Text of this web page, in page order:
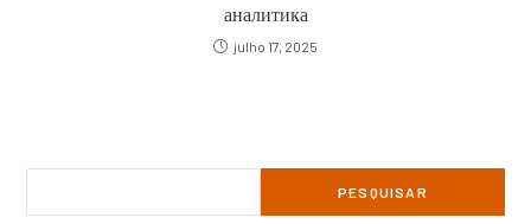
аналитика
julho 17, 2025
PESQUISAR